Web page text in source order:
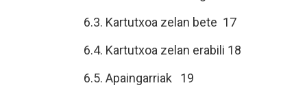
6.3. Kartutxoa zelan bete 17
6.4. Kartutxoa zelan erabili 18
6.5. Apaingarriak 19